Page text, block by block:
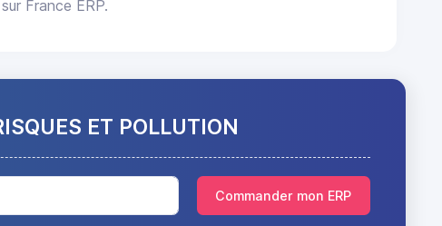
France ERP.
ET POLLUTION
Commander mon ERP